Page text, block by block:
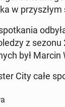
w
z
był Marcin
City całe